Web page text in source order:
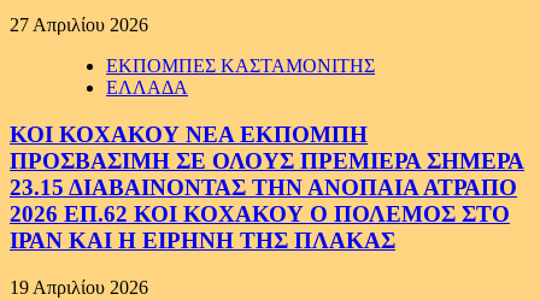
27 Απριλίου 2026
ΕΚΠΟΜΠΕΣ ΚΑΣΤΑΜΟΝΙΤΗΣ
ΕΛΛΑΔΑ
ΚΟΙ ΚΟΧΑΚΟΥ ΝΕΑ ΕΚΠΟΜΠΗ
ΠΡΟΣΒΑΣΙΜΗ ΣΕ ΟΛΟΥΣ ΠΡΕΜΙΕΡΑ ΣΗΜΕΡΑ
23.15 ΔΙΑΒΑΙΝΟΝΤΑΣ ΤΗΝ ΑΝΟΠΑΙΑ ΑΤΡΑΠΟ
2026 ΕΠ.62 ΚΟΙ ΚΟΧΑΚΟΥ Ο ΠΟΛΕΜΟΣ ΣΤΟ
ΙΡΑΝ ΚΑΙ Η ΕΙΡΗΝΗ ΤΗΣ ΠΛΑΚΑΣ
19 Απριλίου 2026